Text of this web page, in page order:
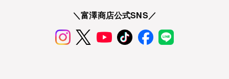
＼富澤商店公式SNS／